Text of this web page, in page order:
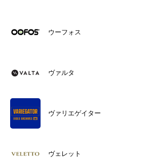
ウーフォス
ヴァルタ
ヴァリエゲイター
ヴェレット